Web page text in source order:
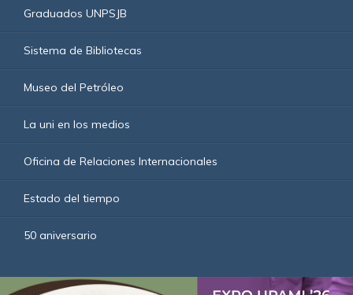
Graduados UNPSJB
Sistema de Bibliotecas
Museo del Petróleo
La uni en los medios
Oficina de Relaciones Internacionales
Estado del tiempo
50 aniversario